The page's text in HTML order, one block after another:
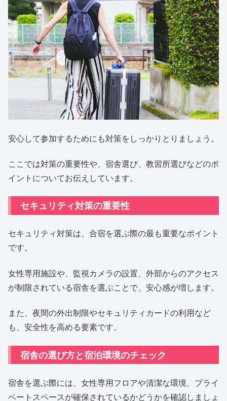
安心して参加するためにも対策をしっかりとりましょう。
ここでは対策の重要性や、宿舎選び、教習所選びなどのポ
イントについてお伝えしています。
セキュリティ対策の重要性
セキュリティ対策は、合宿を選ぶ際の最も重要なポイント
です。
女性専用施設や、監視カメラの設置、外部からのアクセス
が制限されている宿舎を選ぶことで、安心感が増します。
また、夜間の外出制限やセキュリティカードの利用など
も、安全性を高める要素です。
宿舎の選び方と宿泊環境のチェック
宿舎を選ぶ際には、女性専用フロアや清潔な環境、プライ
ベートスペースが確保されているかどうかを確認しましょ